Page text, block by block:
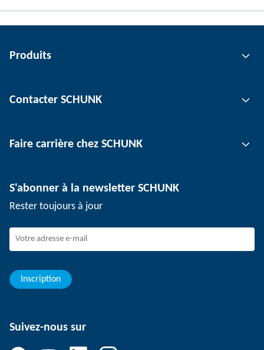
Produits
Technologie d'automatisation
Technologie de serrage de pièce
Contacter SCHUNK
Sites
Événements
Faire carrière chez SCHUNK
SCHUNK en tant qu'employeur
Rejoindre SCHUNK
Vos avantages
S'abonner à la newsletter SCHUNK
Rester toujours à jour
Inscription
Suivez-nous sur